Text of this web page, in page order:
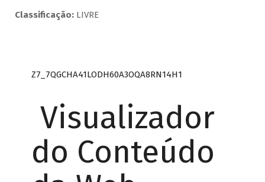
Classificação:LIVRE
Z7_7QGCHA41LODH60A3OQA8RN14H1
Visualizador
do Conteúdo